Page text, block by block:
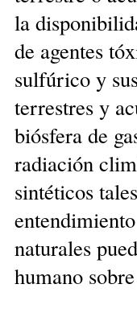
la
de agentes
sulfúrico y
terrestres y
biósfera de
radiación
sintéticos
naturales
humano